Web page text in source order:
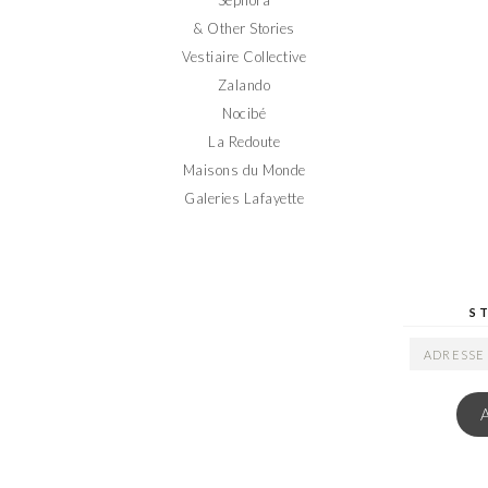
& Other Stories
Vestiaire Collective
Zalando
Nocibé
La Redoute
Maisons du Monde
Galeries Lafayette
ADRESSE